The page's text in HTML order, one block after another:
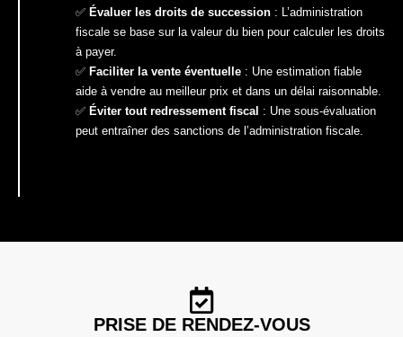
✅ Évaluer les droits de succession : L’administration
fiscale se base sur la valeur du bien pour calculer les droits
à payer.
✅ Faciliter la vente éventuelle : Une estimation fiable
aide à vendre au meilleur prix et dans un délai raisonnable.
✅ Éviter tout redressement fiscal : Une sous-évaluation
peut entraîner des sanctions de l’administration fiscale.
PRISE DE RENDEZ-VOUS